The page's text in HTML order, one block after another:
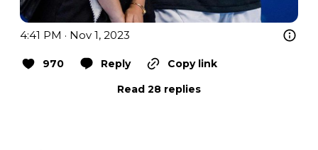
4:41 PM · Nov 1, 2023
970 Reply
Copy link
Read 28 replies